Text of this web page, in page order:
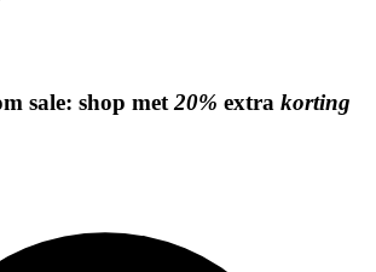
sale: shop met 20% extra korting